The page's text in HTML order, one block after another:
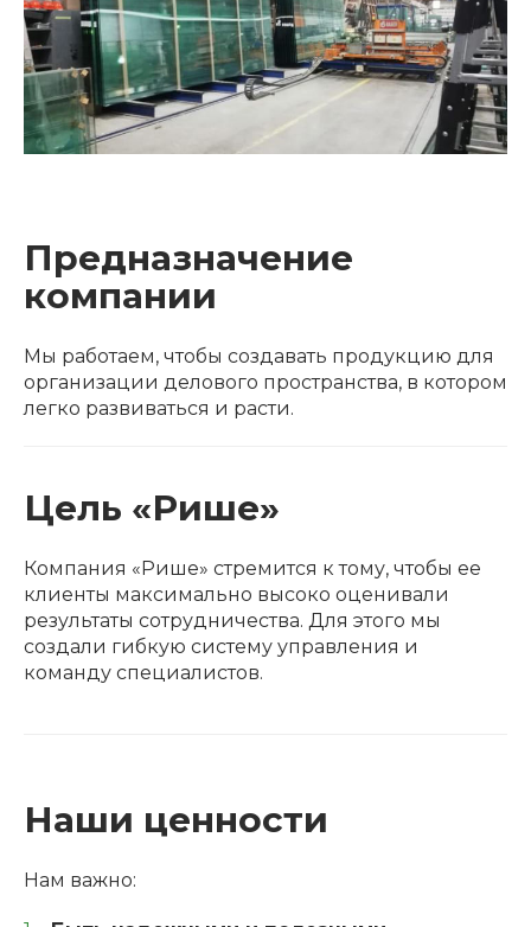
Предназначение
компании
Мы работаем, чтобы создавать продукцию для
организации делового пространства, в котором
легко развиваться и расти.
Цель «Рише»
Компания «Рише» стремится к тому, чтобы ее
клиенты максимально высоко оценивали
результаты сотрудничества. Для этого мы
создали гибкую систему управления и
команду специалистов.
Наши ценности
Нам важно: